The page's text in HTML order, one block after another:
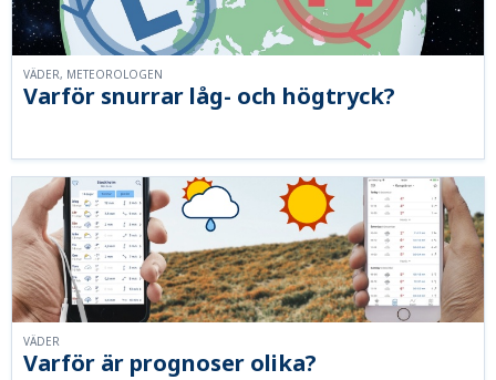
Varför snurrar låg- och högtryck?
VÄDER, METEOROLOGEN
Varför är prognoser olika?
VÄDER